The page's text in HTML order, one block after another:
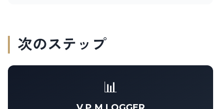
次のステップ
📊